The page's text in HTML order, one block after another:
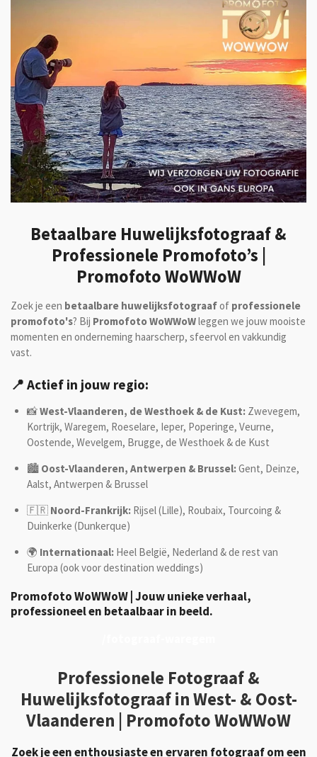
Betaalbare Huwelijksfotograaf &
Professionele Promofoto’s |
Promofoto WoWWoW
Zoek je een betaalbare huwelijksfotograafof professionele
promofoto's? Bij Promofoto WoWWoWleggen we jouw mooiste
momenten en onderneming haarscherp, sfeervol en vakkundig
vast.
📍 Actief in jouw regio:
📸West-Vlaanderen, de Westhoek & de Kust:Zwevegem,
Kortrijk, Waregem, Roeselare, Ieper, Poperinge, Veurne,
Oostende, Wevelgem, Brugge, de Westhoek & de Kust
🏙️ Oost-Vlaanderen, Antwerpen & Brussel:Gent, Deinze,
Aalst, Antwerpen & Brussel
🇫🇷 Noord-Frankrijk:Rijsel (Lille), Roubaix, Tourcoing &
Duinkerke (Dunkerque)
🌍 Internationaal:Heel België, Nederland & de rest van
Europa (ook voor destination weddings)
Promofoto WoWWoW | Jouw unieke verhaal,
professioneel en betaalbaar in beeld.
Professionele Fotograaf &
Huwelijksfotograaf in West- & Oost-
Vlaanderen | Promofoto WoWWoW
Zoek je een enthousiaste en ervaren fotograaf om een